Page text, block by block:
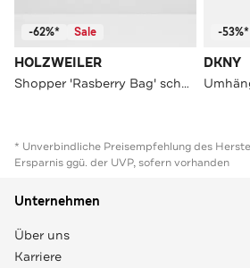
-62%* Sale
HOLZWEILER
Shopper 'Rasberry Bag' schwarz unisex
-53%*
DKNY
* Unverbindliche Preisempfehlung des
Ersparnis ggü. der UVP, sofern vorhanden
Unternehmen
Über uns
Karriere